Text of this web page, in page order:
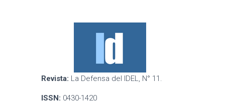
Revista: La Defensa del IDEL, N° 11.
ISSN: 0430-1420